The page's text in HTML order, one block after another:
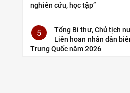
nghiên cứu, học tập”
5
Tổng Bí thư, Chủ tịch
Liên hoan nhân dân
Trung Quốc năm 2026